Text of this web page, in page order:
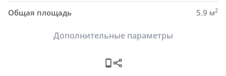
Общая площадь 5.9 м2
Дополнительные параметры